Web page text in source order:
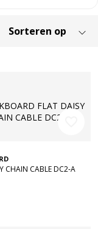
CHAIN CABLE DC2-A